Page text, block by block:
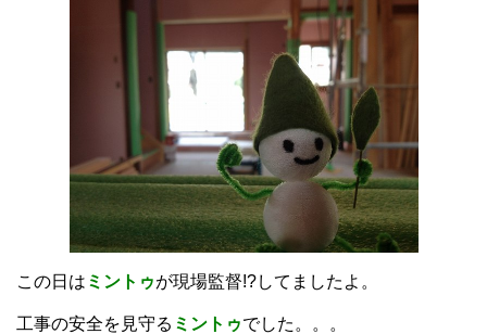
この日は ミントゥが現場監督!?してましたよ。
工事の安全を見守る ミントゥでした。。。